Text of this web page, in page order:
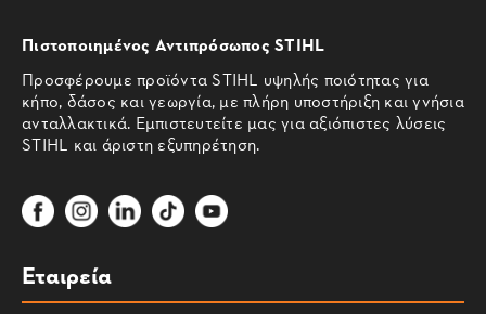
Πιστοποιημένος Αντιπρόσωπος STIHL
Προσφέρουμε προϊόντα STIHL υψηλής ποιότητας για
κήπο, δάσος και γεωργία, με πλήρη υποστήριξη και γνήσια
ανταλλακτικά. Εμπιστευτείτε μας για αξιόπιστες λύσεις
STIHL και άριστη εξυπηρέτηση.
Εταιρεία